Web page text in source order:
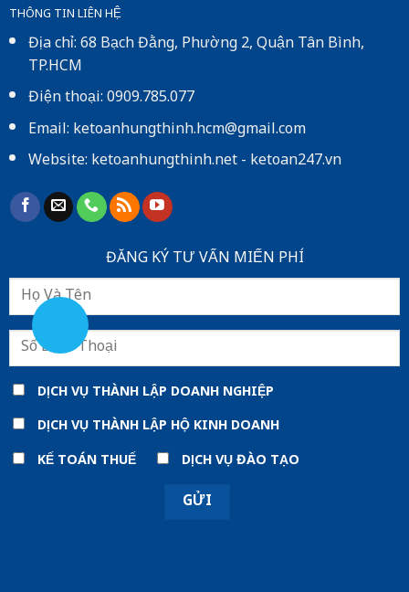
THÔNG TIN LIÊN HỆ
Địa chỉ: 68 Bạch Đằng, Phường 2, Quận Tân Bình,
TP.HCM
Điện thoại: 0909.785.077
Email: ketoanhungthinh.hcm@gmail.com
Website:ketoanhungthinh.net-ketoan247.vn
ĐĂNG KÝ TƯ VẤN MIẾN PHÍ
DỊCH VỤ THÀNH LẬP DOANH NGHIỆP
DỊCH VỤ THÀNH LẬP HỘ KINH DOANH
KẾ TOÁN THUẾ
DỊCH VỤ ĐÀO TẠO